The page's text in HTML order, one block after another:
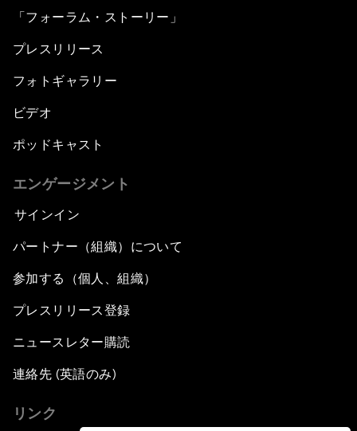
「フォーラム・ストーリー」
プレスリリース
フォトギャラリー
ビデオ
ポッドキャスト
エンゲージメント
サインイン
パートナー（組織）について
参加する（個人、組織）
プレスリリース登録
ニュースレター購読
連絡先 (英語のみ)
リンク